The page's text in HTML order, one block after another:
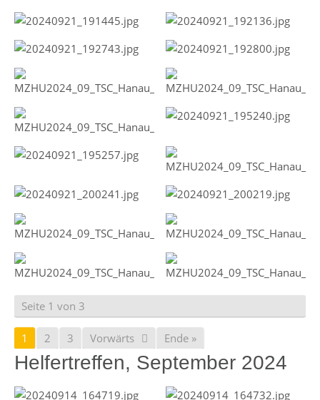
Seite 1 von 3
1 2 3 Vorwärts Ende »
Helfertreffen, September 2024